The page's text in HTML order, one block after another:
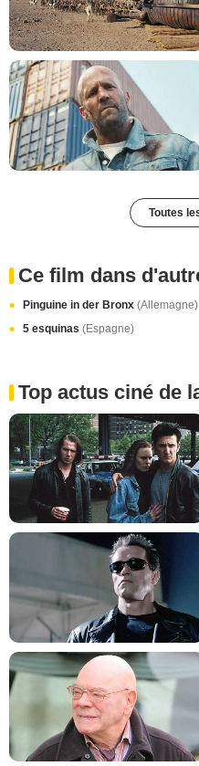
Toutes
Ce film dans
Pinguine in der Bronx (Allemagne)
5 esquinas (Espagne)
Top actus ciné de